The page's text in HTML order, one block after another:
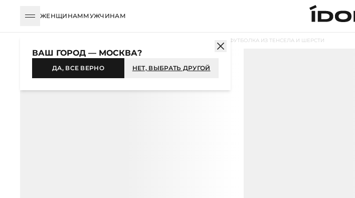
ЖЕНЩИНАММУЖЧИНАМ
ФУТБОЛКА ИЗ ТЕНСЕЛА И ШЕРСТИ
ВАШ ГОРОД — МОСКВА?
ДА, ВСЕ ВЕРНО НЕТ, ВЫБРАТЬ ДРУГОЙ